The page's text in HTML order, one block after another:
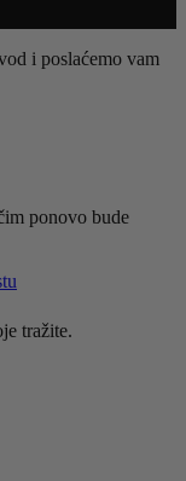
i poslaćemo vam
ponovo bude
tražite.